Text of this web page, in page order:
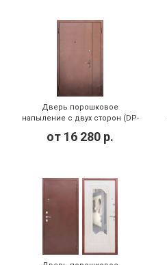
Дверь порошковое
напыление с двух сторон (DP-
от 16 280 р.